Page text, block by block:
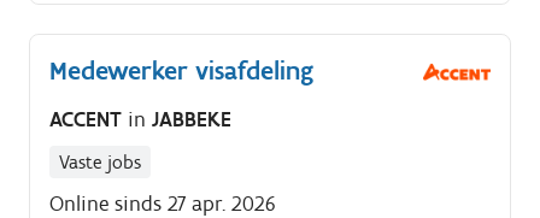
Medewerker visafdeling
ACCENT in JABBEKE
Vaste jobs
Online sinds 27 apr. 2026